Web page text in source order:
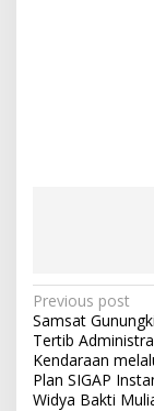
Post
Previous post
Samsat
Tertib
Kendaraan
Plan SIGAP
Widya Bakti